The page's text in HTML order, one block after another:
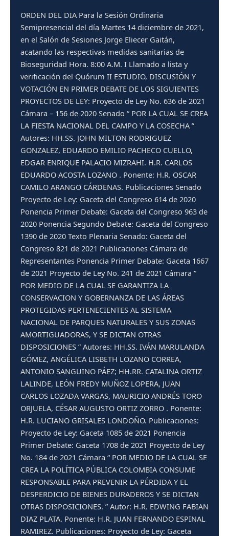
ORDEN DEL DIA Para la Sesión Ordinaria
Semipresencial del día Martes 14 diciembre de 2021,
en el Salón de Sesiones Jorge Eliecer Gaitán,
acatando las respectivas medidas sanitarias de
Bioseguridad Hora. 8:00 A.M. I Llamado a lista y
verificación del Quórum II ESTUDIO, DISCUSIÓN Y
VOTACIÓN EN PRIMER DEBATE DE LOS SIGUIENTES
PROYECTOS DE LEY: Proyecto de Ley No. 636 de 2021
Cámara – 156 de 2020 Senado “ POR LA CUAL SE CREA
LA FIESTA NACIONAL DEL CAMPO Y LA COSECHA ”
Autores: HH.SS. JOHN MILTON RODRIGUEZ
GONZALEZ, EDUARDO EMILIO PACHECO CUELLO,
EDGAR ENRIQUE PALACIO MIZRAHI. H.R. CARLOS
EDUARDO ACOSTA LOZANO . Ponente: H.R. OSCAR
CAMILO ARANGO CÁRDENAS. Publicaciones Senado
Proyecto de Ley: Gaceta del Congreso 614 de 2020
Ponencia Primer Debate: Gaceta del Congreso 963 de
2020 Ponencia Segundo Debate: Gaceta del Congreso
1390 de 2020 Texto Plenaria Senado: Gaceta del
Congreso 821 de 2021 Publicaciones Cámara de
Representantes Ponencia Primer Debate: Gaceta 1667
de 2021 Proyecto de Ley No. 241 de 2021 Cámara “
POR MEDIO DE LA CUAL SE GARANTIZA LA
CONSERVACION Y GOBERNANZA DE LAS ÁREAS
PROTEGIDAS PERTENECIENTES AL SISTEMA
NACIONAL DE PARQUES NATURALES Y SUS ZONAS
AMORTIGUADORAS, Y SE DICTAN OTRAS
DISPOSICIONES ” Autores: HH.SS. IVÁN MARULANDA
GÓMEZ, ANGÉLICA LISBETH LOZANO CORREA,
ANTONIO SANGUINO PÁEZ; HH.RR. CATALINA ORTIZ
LALINDE, LEÓN FREDY MUÑOZ LOPERA, JUAN
CARLOS LOZADA VARGAS, MAURICIO ANDRÉS TORO
ORJUELA, CÉSAR AUGUSTO ORTIZ ZORRO . Ponente:
H.R. LUCIANO GRISALES LONDOÑO. Publicaciones:
Proyecto de Ley: Gaceta 1085 de 2021 Ponencia
Primer Debate: Gaceta 1708 de 2021 Proyecto de Ley
No. 184 de 2021 Cámara “ POR MEDIO DE LA CUAL SE
CREA LA POLÍTICA PÚBLICA COLOMBIA CONSUME
RESPONSABLE PARA PREVENIR LA PÉRDIDA Y EL
DESPERDICIO DE BIENES DURADEROS Y SE DICTAN
OTRAS DISPOSICIONES. ” Autor: H.R. EDWING FABIAN
DIAZ PLATA. Ponente: H.R. JUAN FERNANDO ESPINAL
RAMIREZ. Publicaciones: Proyecto de Ley: Gaceta